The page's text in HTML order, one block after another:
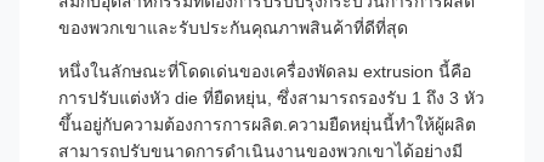
ของพวกเขาและรับประกันคุณภาพสินค้าที่ดีที่สุด
หนึ่งในลักษณะที่โดดเด่นของเครื่องพัดลม extrusion นี้คือ
การปรับแต่งหัว die ที่ยืดหยุ่น, ซึ่งสามารถรองรับ 1 ถึง 3 หัว
ขึ้นอยู่กับความต้องการการผลิต.ความยืดหยุ่นนี้ทําให้ผู้ผลิต
สามารถปรับขนาดการดําเนินงานของพวกเขาได้อย่างมี